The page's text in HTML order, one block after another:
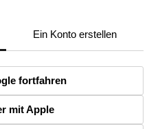
Ein Konto erstellen
fortfahren
mit Apple